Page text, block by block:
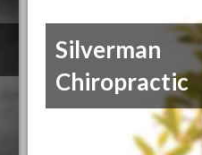
Silverman
Chiropractic